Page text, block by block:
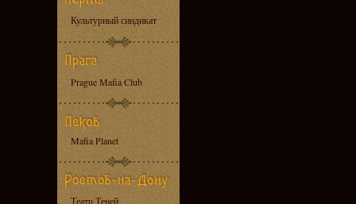
Культурный синдикат
Prague Mafia Club
Mafia Planet
Театр Теней